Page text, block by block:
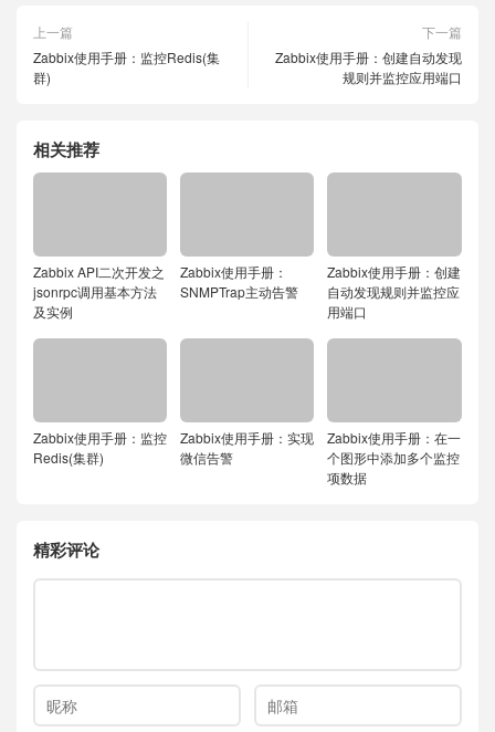
上一篇
Zabbix使用手册：监控Redis(集
群)
下一篇
Zabbix使用手册：创建自动发现
规则并监控应用端口
相关推荐
Zabbix API二次开发之
jsonrpc调用基本方法
及实例
Zabbix使用手册：
SNMPTrap主动告警
Zabbix使用手册：创建
自动发现规则并监控应
用端口
Zabbix使用手册：监控
Redis(集群)
Zabbix使用手册：实现
微信告警
Zabbix使用手册：在一
个图形中添加多个监控
项数据
精彩评论